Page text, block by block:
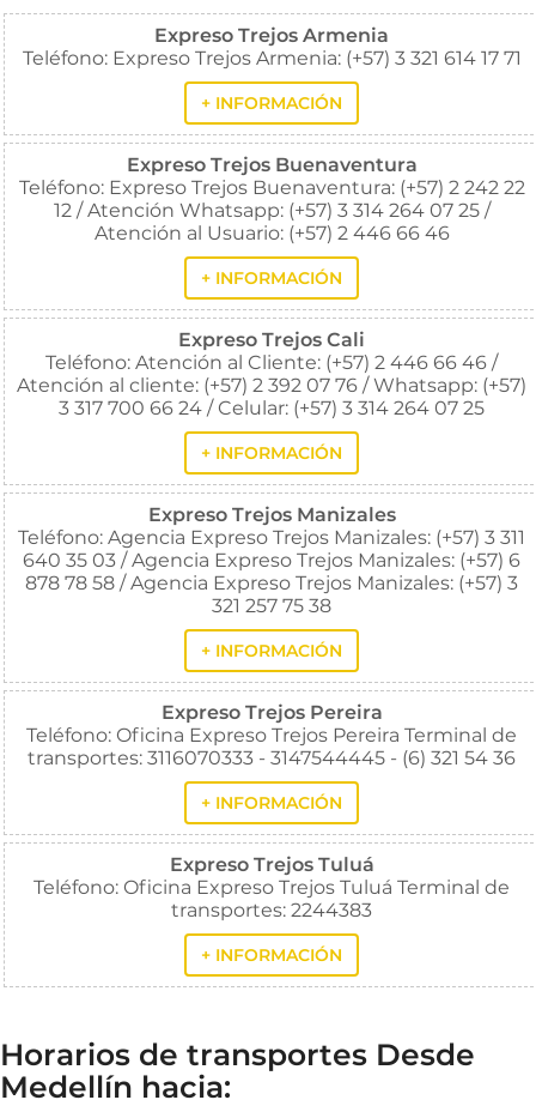
Expreso Trejos Armenia
Teléfono: Expreso Trejos Armenia: (+57) 3 321 614 17 71
+ INFORMACIÓN
Expreso Trejos Buenaventura
Teléfono: Expreso Trejos Buenaventura: (+57) 2 242 22
12 / Atención Whatsapp: (+57) 3 314 264 07 25 /
Atención al Usuario: (+57) 2 446 66 46
+ INFORMACIÓN
Expreso Trejos Cali
Teléfono: Atención al Cliente: (+57) 2 446 66 46 /
Atención al cliente: (+57) 2 392 07 76 / Whatsapp: (+57)
3 317 700 66 24 / Celular: (+57) 3 314 264 07 25
+ INFORMACIÓN
Expreso Trejos Manizales
Teléfono: Agencia Expreso Trejos Manizales: (+57) 3 311
640 35 03 / Agencia Expreso Trejos Manizales: (+57) 6
878 78 58 / Agencia Expreso Trejos Manizales: (+57) 3
321 257 75 38
+ INFORMACIÓN
Expreso Trejos Pereira
Teléfono: Oficina Expreso Trejos Pereira Terminal de
transportes: 3116070333 - 3147544445 - (6) 321 54 36
+ INFORMACIÓN
Expreso Trejos Tuluá
Teléfono: Oficina Expreso Trejos Tuluá Terminal de
transportes: 2244383
+ INFORMACIÓN
Horarios de transportes Desde
Medellín hacia: